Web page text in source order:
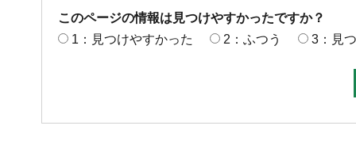
このページの情報は見つけやすかったですか？
1：見つけやすかった
2：ふつう 3：見